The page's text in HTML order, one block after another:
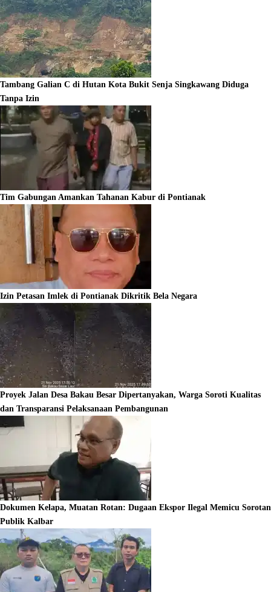
Tambang Galian C di Hutan Kota Bukit Senja Singkawang Diduga
Tanpa Izin
Tim Gabungan Amankan Tahanan Kabur di Pontianak
Izin Petasan Imlek di Pontianak Dikritik Bela Negara
Proyek Jalan Desa Bakau Besar Dipertanyakan, Warga Soroti Kualitas
dan Transparansi Pelaksanaan Pembangunan
Dokumen Kelapa, Muatan Rotan: Dugaan Ekspor Ilegal Memicu Sorotan
Publik Kalbar